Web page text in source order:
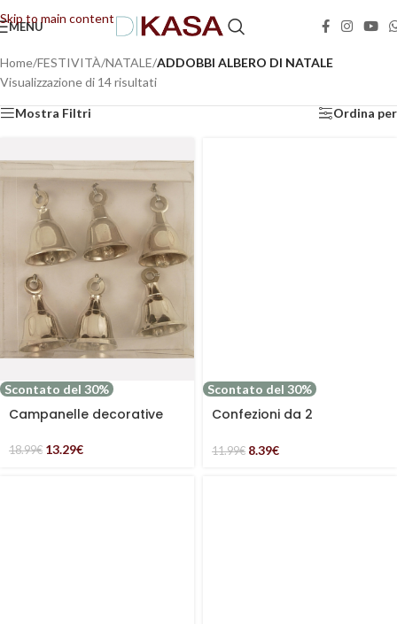
Skip to main content
MENU
Home/FESTIVITÀ/NATALE/ADDOBBI ALBERO DI NATALE
Visualizzazione di 14 risultati
Mostra Filtri Ordina per
Scontato del 30%
Campanelle decorative
colore argento
18.99€ 13.29€
Scontato del 30%
Confezioni da 2
casette grigie
11.99€ 8.39€